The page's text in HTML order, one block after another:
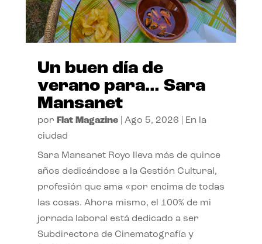
Un buen día de
verano para… Sara
Mansanet
por Flat Magazine| Ago 5, 2026
En la
ciudad
Sara Mansanet Royo lleva más de quince
años dedicándose a la Gestión Cultural,
profesión que ama «por encima de todas
las cosas. Ahora mismo, el 100% de mi
jornada laboral está dedicado a ser
Subdirectora de Cinematografía y